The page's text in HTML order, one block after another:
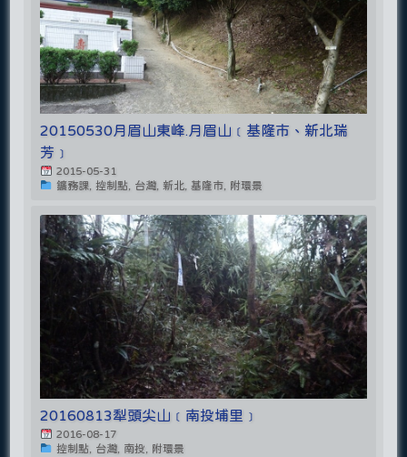
20150530月眉山東峰.月眉山﹝基隆市、新北瑞
芳﹞
2015-05-31
鑛務課, 控制點, 台灣, 新北, 基隆市, 附環景
20160813犁頭尖山﹝南投埔里﹞
2016-08-17
控制點, 台灣, 南投, 附環景